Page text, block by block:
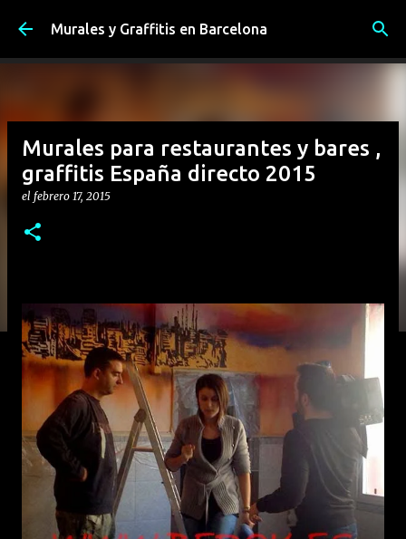
Ir al contenido principal
Murales y Graffitis en Barcelona
Murales para restaurantes y bares ,
graffitis España directo 2015
el febrero 17, 2015